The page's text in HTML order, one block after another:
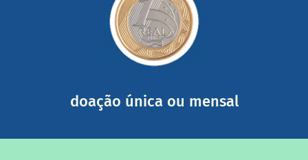
doação única ou mensal
mail mostrando tudo o que fizemos com a sua ajuda
somada a de outras pessoas.
saiba mais